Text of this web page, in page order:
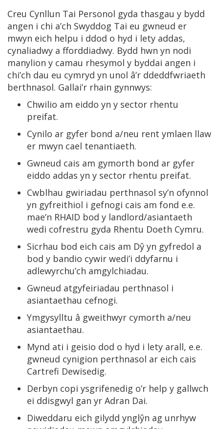
Creu Cynllun Tai Personol gyda thasgau y bydd
angen i chi a’ch Swyddog Tai eu gwneud er
mwyn eich helpu i ddod o hyd i lety addas,
cynaliadwy a fforddiadwy. Bydd hwn yn nodi
manylion y camau rhesymol y byddai angen i
chi’ch dau eu cymryd yn unol â’r ddeddfwriaeth
berthnasol. Gallai’r rhain gynnwys:
Chwilio am eiddo yn y sector rhentu
preifat.
Cynilo ar gyfer bond a/neu rent ymlaen llaw
er mwyn cael tenantiaeth.
Gwneud cais am gymorth bond ar gyfer
eiddo addas yn y sector rhentu preifat.
Cwblhau gwiriadau perthnasol sy’n ofynnol
yn gyfreithiol i gefnogi cais am fond e.e.
mae’n RHAID bod y landlord/asiantaeth
wedi cofrestru gyda Rhentu Doeth Cymru.
Sicrhau bod eich cais am Dŷ yn gyfredol a
bod y bandio cywir wedi’i ddyfarnu i
adlewyrchu’ch amgylchiadau.
Gwneud atgyfeiriadau perthnasol i
asiantaethau cefnogi.
Ymgysylltu â gweithwyr cymorth a/neu
asiantaethau.
Mynd ati i geisio dod o hyd i lety arall, e.e.
gwneud cynigion perthnasol ar eich cais
Cartrefi Dewisedig.
Derbyn copi ysgrifenedig o’r help y gallwch
ei ddisgwyl gan yr Adran Dai.
Diweddaru eich gilydd ynglŷn ag unrhyw